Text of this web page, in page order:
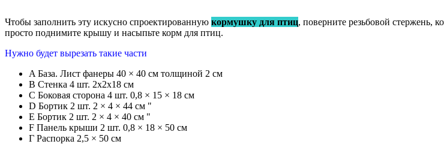
Чтобы заполнить эту искусно спроектированную кормушку для птиц, поверните резьбовой стержень,
просто поднимите крышу и насыпьте корм для птиц.
Нужно будет вырезать такие части
A База. Лист фанеры 40 × 40 см толщиной 2 см
В Стенка 4 шт. 2х2х18 см
С Боковая сторона 4 шт. 0,8 × 15 × 18 см
D Бортик 2 шт. 2 × 4 × 44 см "
Е Бортик 2 шт. 2 × 4 × 40 см "
F Панель крыши 2 шт. 0,8 × 18 × 50 см
Г Распорка 2,5 × 50 см